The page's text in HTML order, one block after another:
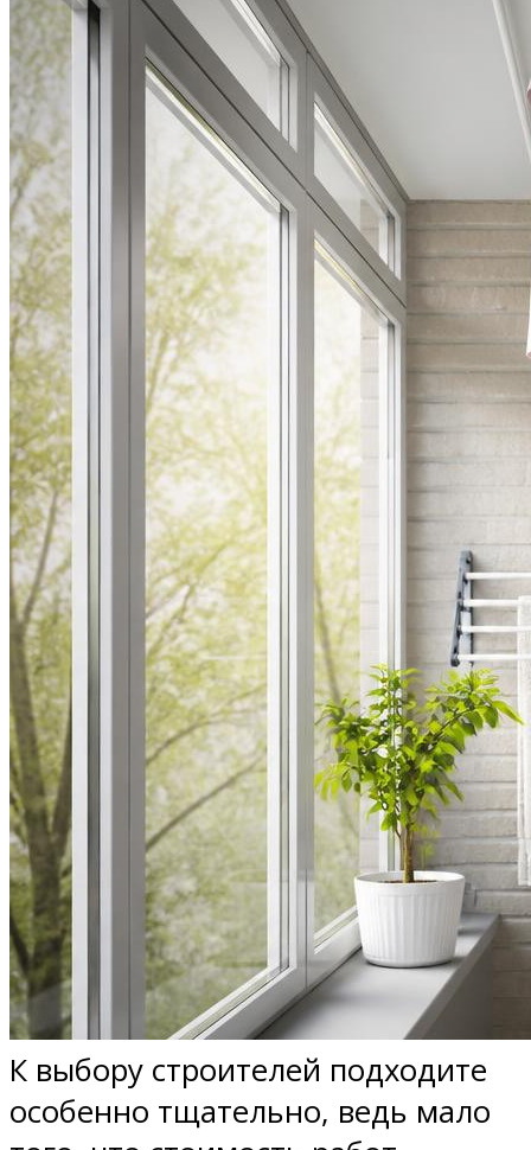
К выбору строителей подходите
особенно тщательно, ведь мало